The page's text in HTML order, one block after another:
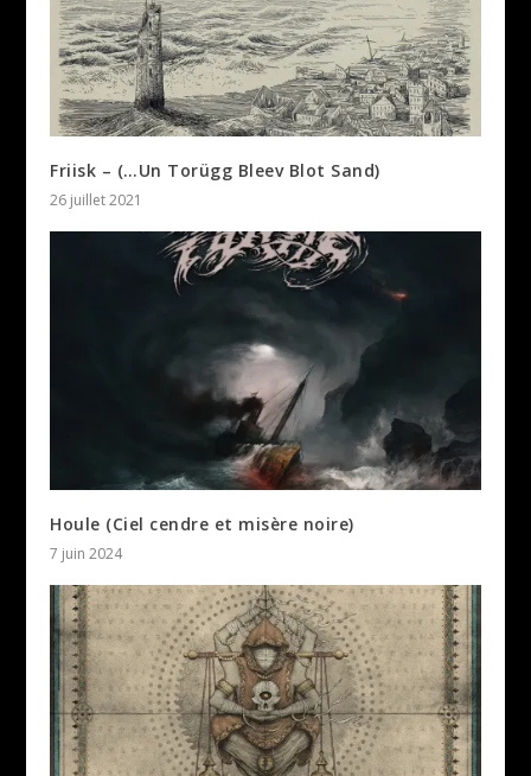
Friisk – (…Un Torügg Bleev Blot Sand)
26 juillet 2021
Houle (Ciel cendre et misère noire)
7 juin 2024